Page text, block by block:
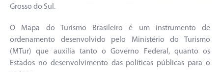
Grosso do Sul.
O Mapa do Turismo Brasileiro é um instrumento de
ordenamento desenvolvido pelo Ministério do Turismo
(MTur) que auxilia tanto o Governo Federal, quanto os
Estados no desenvolvimento das políticas públicas para o